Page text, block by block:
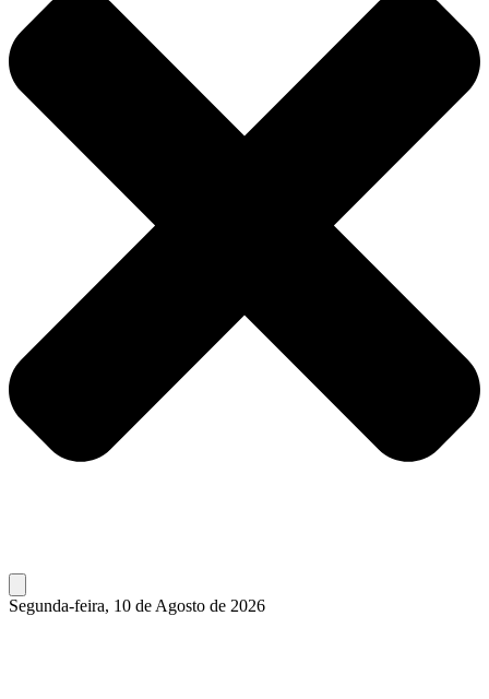
Segunda-feira, 10 de Agosto de 2026